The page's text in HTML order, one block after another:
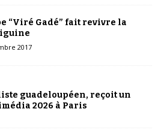
“Viré Gadé” fait revivre la
2017
guadeloupéen, reçoit un
2026 à Paris